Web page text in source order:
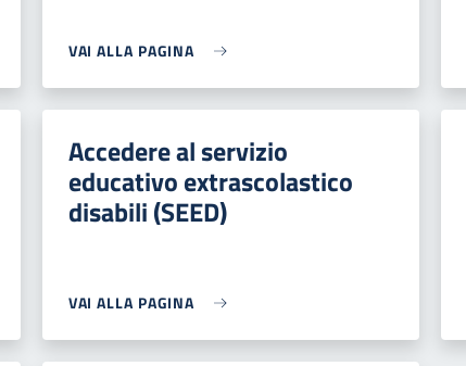
VAI ALLA PAGINA
Accedere al servizio
educativo extrascolastico
disabili (SEED)
VAI ALLA PAGINA